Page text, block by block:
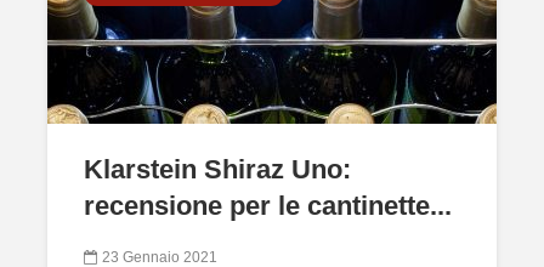
Klarstein Shiraz Uno:
recensione per le cantinette...
23 Gennaio 2021